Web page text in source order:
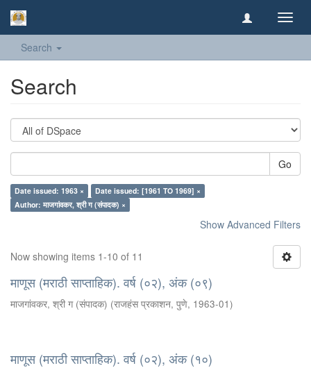
Search
Search
Go
Date issued: 1963 ×
Date issued: [1961 TO 1969] ×
Author: माजगांवकर, श्री ग (संपादक) ×
Show Advanced Filters
Now showing items 1-10 of 11
माणूस (मराठी साप्ताहिक). वर्ष (०२), अंक (०९)
माजगांवकर, श्री ग (संपादक) (राजहंस प्रकाशन, पुणे, 1963-01)
माणूस (मराठी साप्ताहिक). वर्ष (०२), अंक (१०)